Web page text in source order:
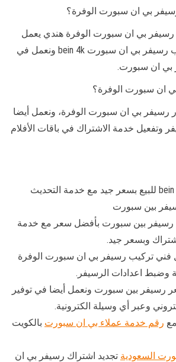
بي ان سبورت الوفرة؟
بي ان سبورت الوفرة هندي يعمل
بخبرة عالية في تركيب رسيفر بي ان سبورت bein 4k ونعمل في
بي ان سبورت.
ان سبورت الوفرة؟
رسيفر بي ان سبورت الوفرة، ونعمل أيضا
وتفعيل خدمة الاشتراك في باقات الأفلام
نوفر رسيفر bein 4k للبيع بسعر جيد مع خدمة التحديث
بين سبورت
رسيفر بين سبورت بأفضل سعر مع خدمة
وبسعر جيد.
فني تركيب رسيفر بي ان سبورت الوفرة
وضبط اعدادات الرسيفر.
رسيفر بين سبورت ونعمل أيضا في توفير
وعبر أي وسيلة الكترونية.
رقم خدمة عملاء بي ان سبورت بالكويت
السعودية تجديد اشتراك رسيفر بي ان